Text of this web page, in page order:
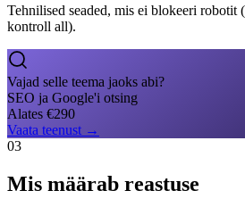
Tehnilised seaded, mis ei blokeeri robotit
kontroll all).
Vajad selle teema jaoks abi?
SEO ja Google'i otsing
Alates €290
Vaata teenust →
03
Mis määrab reastuse